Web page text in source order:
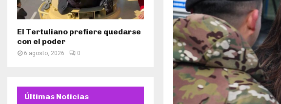
El Tertuliano prefiere quedarse
con el poder
6 agosto, 2026 0
Últimas Noticias